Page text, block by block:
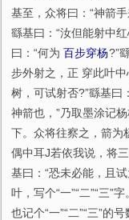
基至，众将曰：“神箭
繇基曰：“汝但能射中
曰：“何为 百步穿杨?”
步外射之，正 穿此叶中
树，可试射否?”繇基曰
神箭也，”乃取墨涂记
下。众将往察之，箭为
偶中耳J若依我说，将
基曰：“恐未必能，且
叶，写个“一”“二”“三”
也记个“一”“二”“三”的